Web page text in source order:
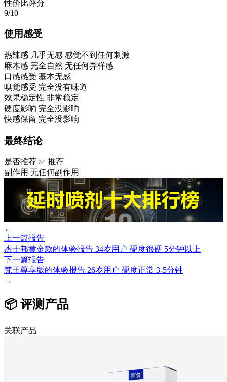
性价比评分
9/10
使用感受
热辣感 几乎无感 感觉不到任何刺激
麻木感 完全自然 无任何异样感
口感感受 基本无感
嗅觉感受 完全没有味道
效果稳定性 非常稳定
硬度影响 完全没影响
快感保留 完全没影响
最终结论
是否推荐 ✅ 推荐
副作用 无任何副作用
←
上一篇报告
杰士邦黄金款的体验报告 34岁用户 硬度很硬 5分钟以上
下一篇报告
梵王尊享版的体验报告 26岁用户 硬度正常 3-5分钟
→
📦 评测产品
关联产品